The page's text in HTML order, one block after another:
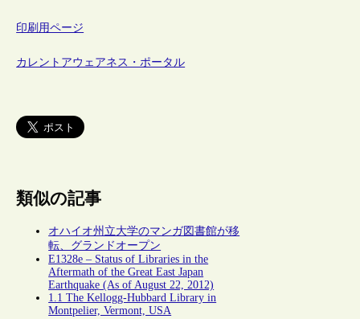
印刷用ページ
カレントアウェアネス・ポータル
類似の記事
オハイオ州立大学のマンガ図書館が移
転、グランドオープン
E1328e – Status of Libraries in the
Aftermath of the Great East Japan
Earthquake (As of August 22, 2012)
1.1 The Kellogg-Hubbard Library in
Montpelier, Vermont, USA